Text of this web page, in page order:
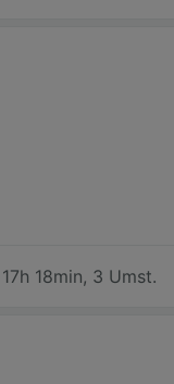
17h 18min, 3 Umst.